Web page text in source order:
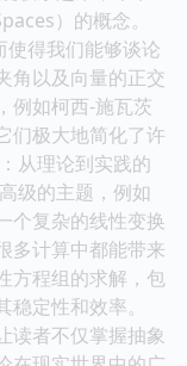
）的概念。
使得我们能够谈论
角以及向量的正交
例如柯西-施瓦茨
们极大地简化了许
从理论到实践的
级的主题，例如
个复杂的线性变换
多计算中都能带来
方程组的求解，包
定性和效率。
读者不仅掌握抽象